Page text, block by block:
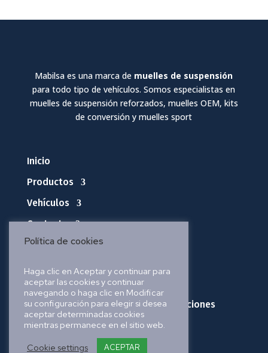
Mabilsa es una marca de muelles de suspensión
para todo tipo de vehículos. Somos especialistas en
muelles de suspensión reforzados, muelles OEM, kits
de conversión y muelles sport
Inicio
Productos
Vehículos
Contacto
Política de cookies
Política de envíos, pedidos y devoluciones
Aviso legal
Política de cookies
Haga clic en Aceptar y continuar para
aceptar las cookies y continuar
navegando o haga clic en Modificar
su configuración para elegir si desea
aceptar determinadas cookies
mientras permanece en el sitio web.
Cookie settings
ACEPTAR